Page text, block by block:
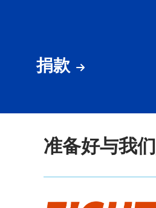
捐款
准备好与我们